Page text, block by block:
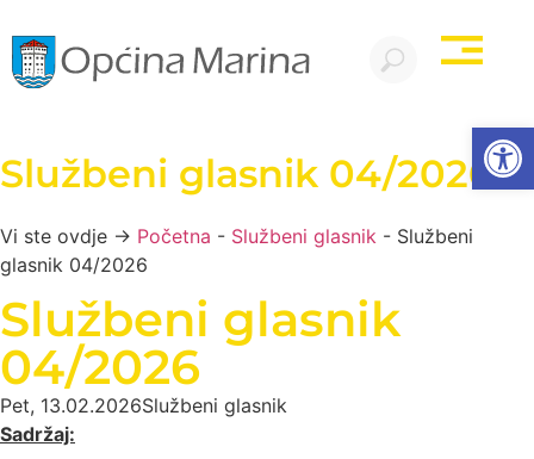
Službeni glasnik 04/2026
Vi ste ovdje → Početna - Službeni glasnik - Službeni
glasnik 04/2026
Službeni glasnik
04/2026
Pet, 13.02.2026Službeni glasnik
Sadržaj: